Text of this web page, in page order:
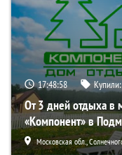
17:48:57 Купили:
От 3 дней отдыха в
«Компонент» в
Московская обл.,